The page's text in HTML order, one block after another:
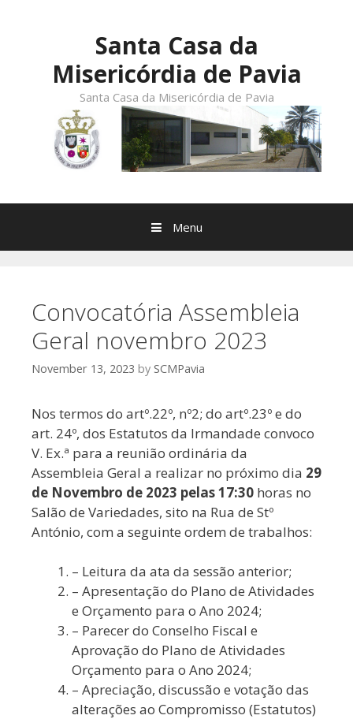
Santa Casa da
Misericórdia de Pavia
Santa Casa da Misericórdia de Pavia
Menu
Convocatória Assembleia
Geral novembro 2023
November 13, 2023 by SCMPavia
Nos termos do artº.22º, nº2; do artº.23º e do
art. 24º, dos Estatutos da Irmandade convoco
V. Ex.ª para a reunião ordinária da
Assembleia Geral a realizar no próximo dia 29
de Novembro de 2023 pelas 17:30 horas no
Salão de Variedades, sito na Rua de Stº
António, com a seguinte ordem de trabalhos:
– Leitura da ata da sessão anterior;
– Apresentação do Plano de Atividades
e Orçamento para o Ano 2024;
– Parecer do Conselho Fiscal e
Aprovação do Plano de Atividades
Orçamento para o Ano 2024;
– Apreciação, discussão e votação das
alterações ao Compromisso (Estatutos)